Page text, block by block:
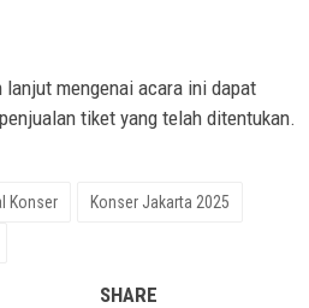
mengenai acara ini dapat
tiket yang telah ditentukan.
Konser Konser Jakarta 2025
SHARE